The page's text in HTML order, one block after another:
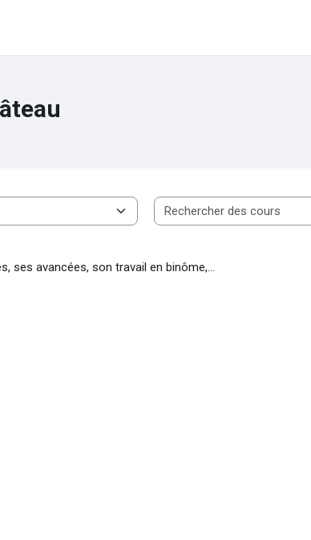
ses avancées, son travail en binôme,...